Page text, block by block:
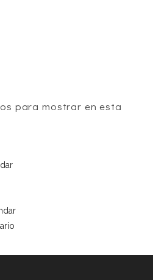
para mostrar en esta